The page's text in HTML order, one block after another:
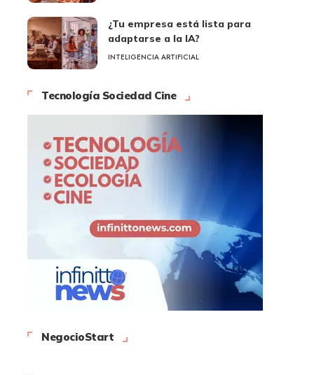
¿Tu empresa está lista para
adaptarse a la IA?
INTELIGENCIA ARTIFICIAL
Tecnología Sociedad Cine
NegocioStart